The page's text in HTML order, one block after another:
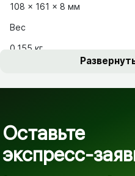
108 x 161 x 8 мм
Вес
0.155 кг
Оставьте
экспресс-